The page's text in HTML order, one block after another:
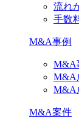
流れ
手数
M&A事例
M&A
M&A
M&A
M&A案件